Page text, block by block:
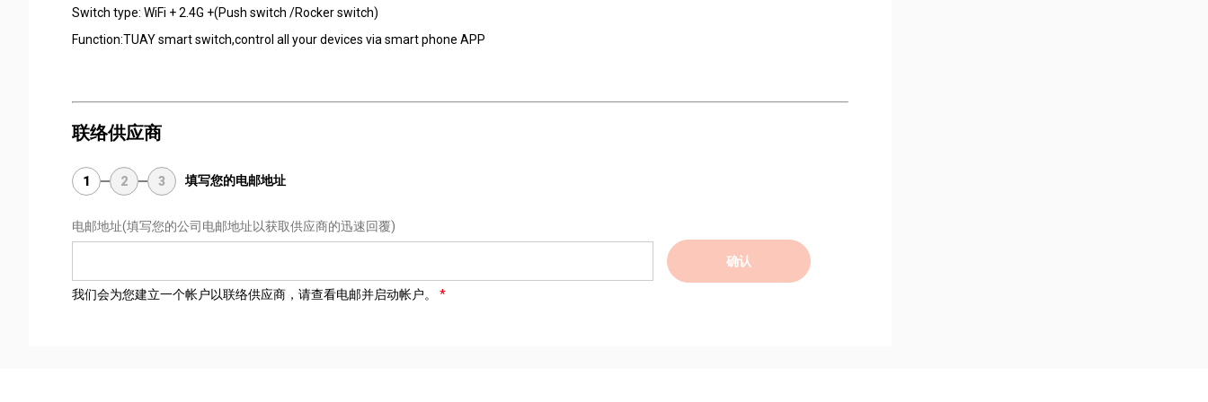
Switch type: WiFi + 2.4G +(Push switch /Rocker switch)
Function:TUAY smart switch,control all your devices via smart phone APP
联络供应商
1 2 3 填写您的电邮地址
电邮地址(填写您的公司电邮地址以获取供应商的迅速回覆)
确认
我们会为您建立一个帐户以联络供应商，请查看电邮并启动帐户。